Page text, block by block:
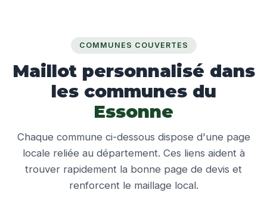
COMMUNES COUVERTES
Maillot personnalisé dans
les communes du
Essonne
Chaque commune ci-dessous dispose d'une page
locale reliée au département. Ces liens aident à
trouver rapidement la bonne page de devis et
renforcent le maillage local.